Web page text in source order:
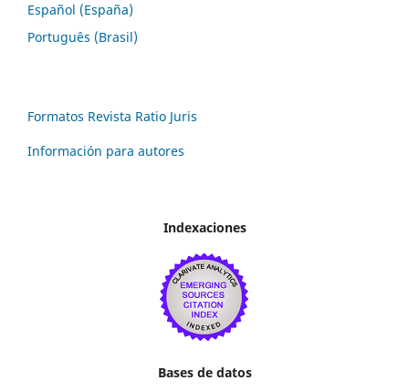
Español (España)
Português (Brasil)
Formatos Revista Ratio Juris
Información para autores
Indexaciones
Bases de datos